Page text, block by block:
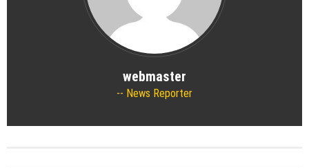
webmaster
News Reporter